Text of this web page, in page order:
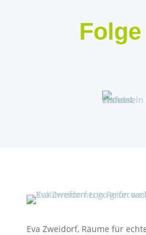
Eva Zweidorf, Räume für